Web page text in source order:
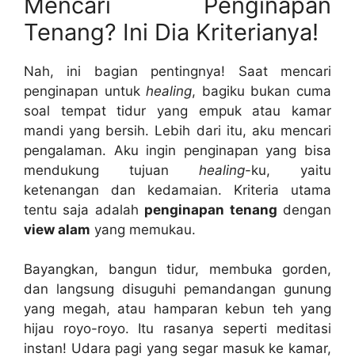
Tenang? Ini Dia Kriterianya!
Nah, ini bagian pentingnya! Saat mencari
penginapan untukhealing, bagiku bukan cuma
soal tempat tidur yang empuk atau kamar
mandi yang bersih. Lebih dari itu, aku mencari
pengalaman. Aku ingin penginapan yang bisa
mendukung tujuan healing-ku, yaitu
ketenangan dan kedamaian. Kriteria utama
tentu saja adalah penginapan tenang dengan
view alam yang memukau.
Bayangkan, bangun tidur, membuka gorden,
dan langsung disuguhi pemandangan gunung
yang megah, atau hamparan kebun teh yang
hijau royo-royo. Itu rasanya seperti meditasi
instan! Udara pagi yang segar masuk ke kamar,